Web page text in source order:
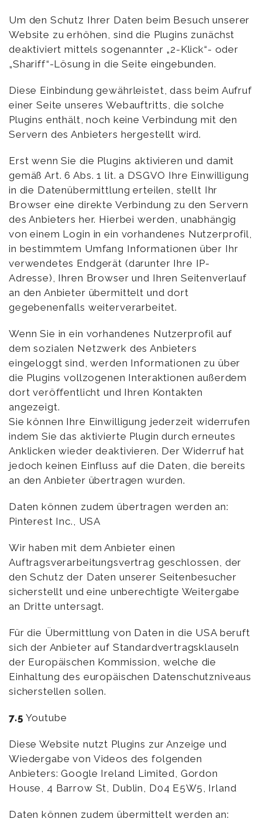
Um den Schutz Ihrer Daten beim Besuch unserer
Website zu erhöhen, sind die Plugins zunächst
deaktiviert mittels sogenannter „2-Klick“- oder
„Shariff“-Lösung in die Seite eingebunden.
Diese Einbindung gewährleistet, dass beim Aufruf
einer Seite unseres Webauftritts, die solche
Plugins enthält, noch keine Verbindung mit den
Servern des Anbieters hergestellt wird.
Erst wenn Sie die Plugins aktivieren und damit
gemäß Art. 6 Abs. 1 lit. a DSGVO Ihre Einwilligung
in die Datenübermittlung erteilen, stellt Ihr
Browser eine direkte Verbindung zu den Servern
des Anbieters her. Hierbei werden, unabhängig
von einem Login in ein vorhandenes Nutzerprofil,
in bestimmtem Umfang Informationen über Ihr
verwendetes Endgerät (darunter Ihre IP-
Adresse), Ihren Browser und Ihren Seitenverlauf
an den Anbieter übermittelt und dort
gegebenenfalls weiterverarbeitet.
Wenn Sie in ein vorhandenes Nutzerprofil auf
dem sozialen Netzwerk des Anbieters
eingeloggt sind, werden Informationen zu über
die Plugins vollzogenen Interaktionen außerdem
dort veröffentlicht und Ihren Kontakten
angezeigt.
Sie können Ihre Einwilligung jederzeit widerrufen
indem Sie das aktivierte Plugin durch erneutes
Anklicken wieder deaktivieren. Der Widerruf hat
jedoch keinen Einfluss auf die Daten, die bereits
an den Anbieter übertragen wurden.
Daten können zudem übertragen werden an:
Pinterest Inc., USA
Wir haben mit dem Anbieter einen
Auftragsverarbeitungsvertrag geschlossen, der
den Schutz der Daten unserer Seitenbesucher
sicherstellt und eine unberechtigte Weitergabe
an Dritte untersagt.
Für die Übermittlung von Daten in die USA beruft
sich der Anbieter auf Standardvertragsklauseln
der Europäischen Kommission, welche die
Einhaltung des europäischen Datenschutzniveaus
sicherstellen sollen.
7.5 Youtube
Diese Website nutzt Plugins zur Anzeige und
Wiedergabe von Videos des folgenden
Anbieters: Google Ireland Limited, Gordon
House, 4 Barrow St, Dublin, D04 E5W5, Irland
Daten können zudem übermittelt werden an: